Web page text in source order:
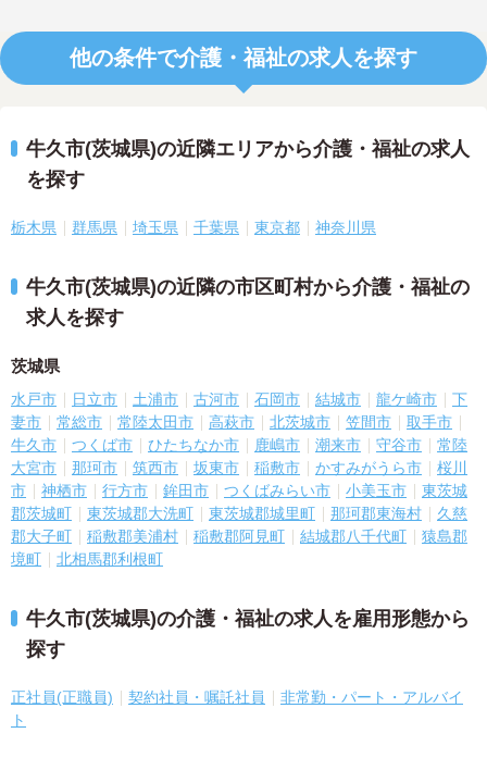
他の条件で介護・福祉の求人を探す
牛久市(茨城県)の近隣エリアから介護・福祉の求人
を探す
栃木県 群馬県 埼玉県 千葉県 東京都 神奈川県
牛久市(茨城県)の近隣の市区町村から介護・福祉の
求人を探す
茨城県
水戸市 日立市 土浦市 古河市 石岡市 結城市 龍ケ崎市
下
妻市
常総市 常陸太田市 高萩市 北茨城市 笠間市
取手市
牛久市
つくば市 ひたちなか市 鹿嶋市 潮来市 守谷市
常陸
大宮市
那珂市 筑西市 坂東市 稲敷市 かすみがうら市
桜川
市
神栖市 行方市 鉾田市 つくばみらい市 小美玉市
東茨城
郡茨城町
東茨城郡大洗町 東茨城郡城里町 那珂郡東海村
久慈
郡大子町
稲敷郡美浦村 稲敷郡阿見町 結城郡八千代町
猿島郡
境町
北相馬郡利根町
牛久市(茨城県)の介護・福祉の求人を雇用形態から
探す
正社員(正職員) 契約社員・嘱託社員
非常勤・パート・アルバイ
ト